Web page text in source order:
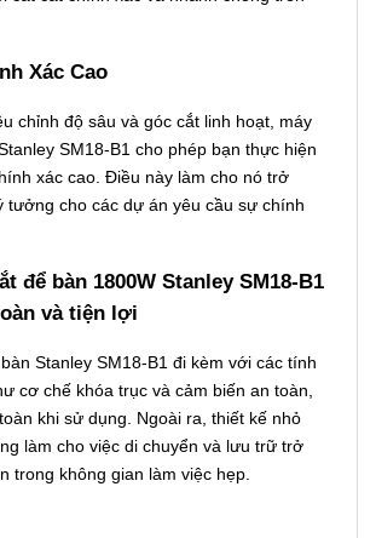
Xác Cao
chỉnh độ sâu và góc cắt linh hoạt, máy
SM18-B1 cho phép bạn thực hiện
xác cao. Điều này làm cho nó trở
tưởng cho các dự án yêu cầu sự chính
để bàn 1800W Stanley SM18-B1
và tiện lợi
Stanley SM18-B1 đi kèm với các tính
cơ chế khóa trục và cảm biến an toàn,
khi sử dụng. Ngoài ra, thiết kế nhỏ
làm cho việc di chuyển và lưu trữ trở
trong không gian làm việc hẹp.